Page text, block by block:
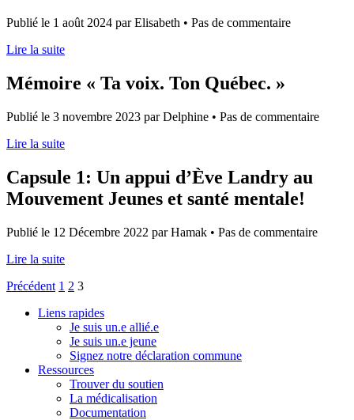
Publié le 1 août 2024 par Elisabeth • Pas de commentaire
Lire la suite
Mémoire « Ta voix. Ton Québec. »
Publié le 3 novembre 2023 par Delphine • Pas de commentaire
Lire la suite
Capsule 1: Un appui d’Ève Landry au
Mouvement Jeunes et santé mentale!
Publié le 12 Décembre 2022 par Hamak • Pas de commentaire
Lire la suite
Pagination
des
publications
Précédent 1 2 3
Liens rapides
Je suis un.e allié.e
Je suis un.e jeune
Signez notre déclaration commune
Ressources
Trouver du soutien
La médicalisation
Documentation